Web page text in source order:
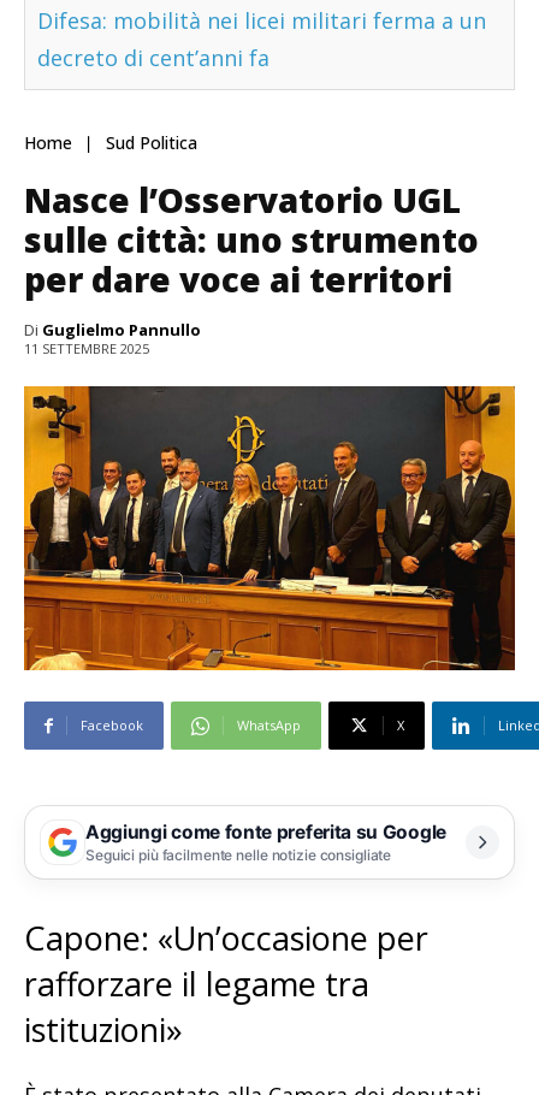
Difesa: mobilità nei licei militari ferma a un
decreto di cent’anni fa
Home Sud Politica
Nasce l’Osservatorio UGL
sulle città: uno strumento
per dare voce ai territori
Di Guglielmo Pannullo
11 SETTEMBRE 2025
Facebook WhatsApp X
Aggiungi come fonte preferita su Google
Seguici più facilmente nelle notizie consigliate
Capone: «Un’occasione per
rafforzare il legame tra
istituzioni»